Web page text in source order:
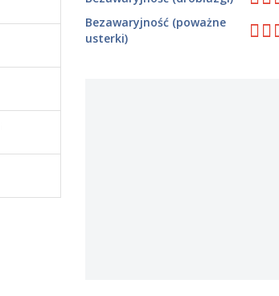
Bezawaryjność (poważne
usterki)